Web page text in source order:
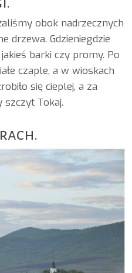
obok nadrzecznych
drzewa. Gdzieniegdzie
barki czy promy. Po
czaple, a w wioskach
się cieplej, a za
Tokaj.